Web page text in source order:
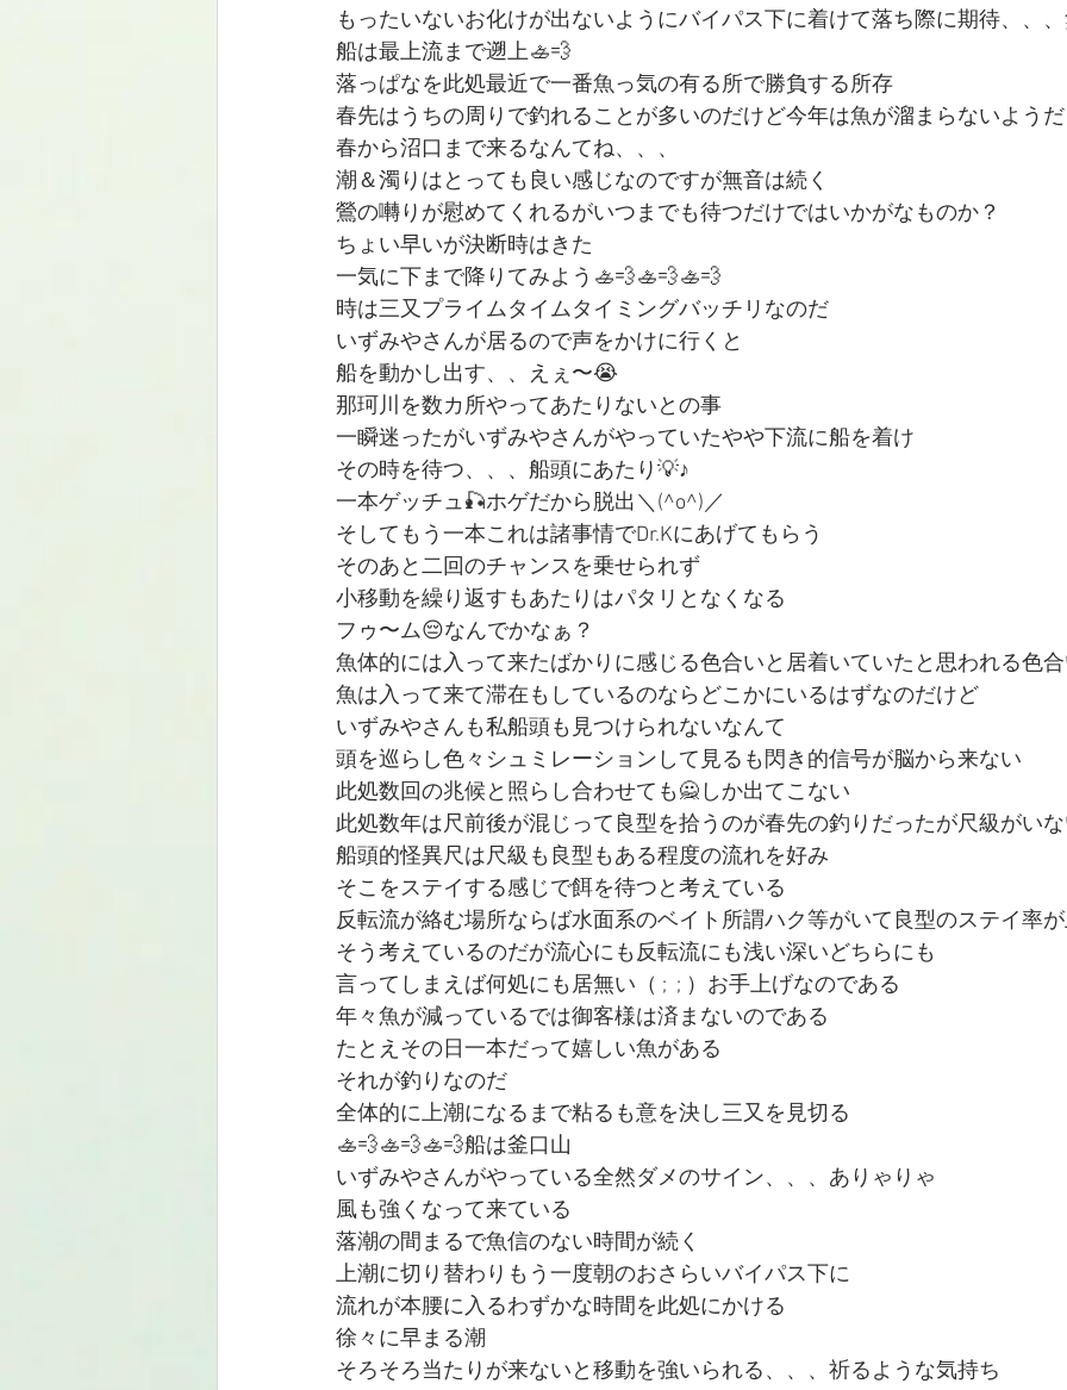
もったいないお化けが出ないようにバイパス下に着けて落ち際に期待、、
船は最上流まで遡上🚣💨
落っぱなを此処最近で一番魚っ気の有る所で勝負する所存
春先はうちの周りで釣れることが多いのだけど今年は魚が溜まらないようだ
春から沼口まで来るなんてね、、、
潮＆濁りはとっても良い感じなのですが無音は続く
鶯の囀りが慰めてくれるがいつまでも待つだけではいかがなものか？
ちょい早いが決断時はきた
一気に下まで降りてみよう🚣💨🚣💨🚣💨
時は三又プライムタイムタイミングバッチリなのだ
いずみやさんが居るので声をかけに行くと
船を動かし出す、、えぇ〜😭
那珂川を数カ所やってあたりないとの事
一瞬迷ったがいずみやさんがやっていたやや下流に船を着け
その時を待つ、、、船頭にあたり💡♪
一本ゲッチュ🎣ホゲだから脱出＼(^o^)／
そしてもう一本これは諸事情でDr.Kにあげてもらう
そのあと二回のチャンスを乗せられず
小移動を繰り返すもあたりはパタリとなくなる
フゥ〜ム😔なんでかなぁ？
魚体的には入って来たばかりに感じる色合いと居着いていたと思われる色
魚は入って来て滞在もしているのならどこかにいるはずなのだけど
いずみやさんも私船頭も見つけられないなんて
頭を巡らし色々シュミレーションして見るも閃き的信号が脳から来ない
此処数回の兆候と照らし合わせても🙅しか出てこない
此処数年は尺前後が混じって良型を拾うのが春先の釣りだったが尺級がい
船頭的怪異尺は尺級も良型もある程度の流れを好み
そこをステイする感じで餌を待つと考えている
反転流が絡む場所ならば水面系のベイト所謂ハク等がいて良型のステイ率
そう考えているのだが流心にも反転流にも浅い深いどちらにも
言ってしまえば何処にも居無い（ ;  ; ）お手上げなのである
年々魚が減っているでは御客様は済まないのである
たとえその日一本だって嬉しい魚がある
それが釣りなのだ
全体的に上潮になるまで粘るも意を決し三又を見切る
🚣💨🚣💨🚣💨船は釜口山
いずみやさんがやっている全然ダメのサイン、、、ありゃりゃ
風も強くなって来ている
落潮の間まるで魚信のない時間が続く
上潮に切り替わりもう一度朝のおさらいバイパス下に
流れが本腰に入るわずかな時間を此処にかける
徐々に早まる潮
そろそろ当たりが来ないと移動を強いられる、、、祈るような気持ち